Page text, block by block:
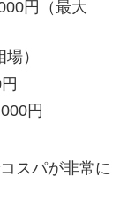
円（最大
）
円
スパが非常に